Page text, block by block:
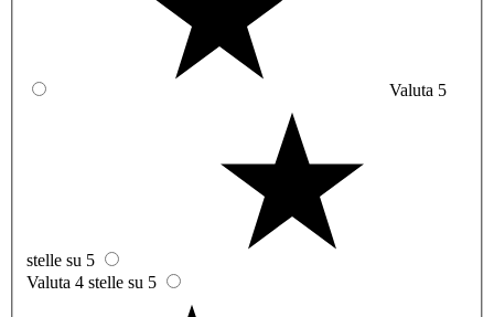
Valuta 5
stelle su 5
Valuta 4 stelle su 5